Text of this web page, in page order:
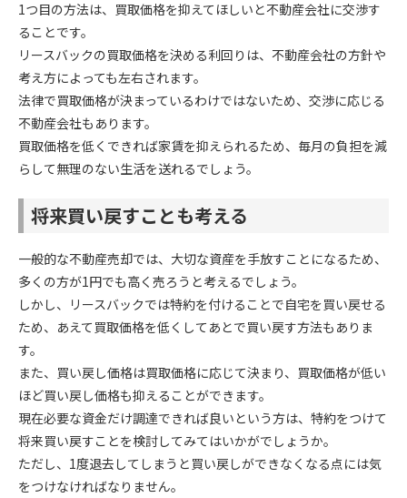
1つ目の方法は、買取価格を抑えてほしいと不動産会社に交渉す
ることです。
リースバックの買取価格を決める利回りは、不動産会社の方針や
考え方によっても左右されます。
法律で買取価格が決まっているわけではないため、交渉に応じる
不動産会社もあります。
買取価格を低くできれば家賃を抑えられるため、毎月の負担を減
らして無理のない生活を送れるでしょう。
将来買い戻すことも考える
一般的な不動産売却では、大切な資産を手放すことになるため、
多くの方が1円でも高く売ろうと考えるでしょう。
しかし、リースバックでは特約を付けることで自宅を買い戻せる
ため、あえて買取価格を低くしてあとで買い戻す方法もありま
す。
また、買い戻し価格は買取価格に応じて決まり、買取価格が低い
ほど買い戻し価格も抑えることができます。
現在必要な資金だけ調達できれば良いという方は、特約をつけて
将来買い戻すことを検討してみてはいかがでしょうか。
ただし、1度退去してしまうと買い戻しができなくなる点には気
をつけなければなりません。